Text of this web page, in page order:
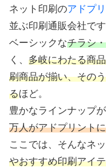
ネット印刷のアドプ
並ぶ印刷通販会社です
ベーシックなチラシ
く、 多岐にわたる商
刷商品が揃い、その
るほど。
豊かなラインナップが
万人がアドプリント
ここでは、そんなネ
やおすすめ印刷アイ